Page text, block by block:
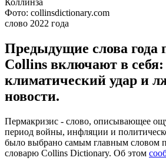
Фото: collinsdictionary.соm
слово 2022 года
Предыдущие слова года
Collins включают в себя:
климатический удар и
новости.
Пермакризис - слово, описывающее
период войны, инфляции и
было выбрано самым главным словом
словарю Collins Dictionary. Об этом